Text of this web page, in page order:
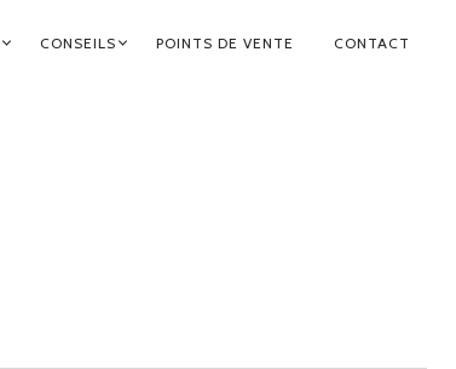
CONSEILS POINTS DE VENTE CONTACT